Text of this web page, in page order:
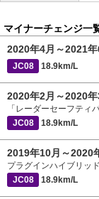
マイナーチェンジ一
2020年4月～2021
JC08 18.9km/L
2020年2月～2020
「レーダーセーフティ
JC08
18.9km/L
2019年10月～2020
プラグインハイブリッ
JC08
18.9km/L